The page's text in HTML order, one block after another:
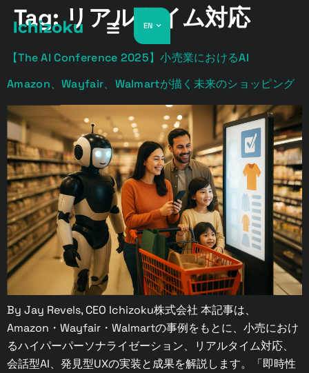
EN
Tag:リアルタイム対応
【The AI Conference 2025】小売業におけるAI
Amazon、Wayfair、Walmartが描く未来のショッピング
By Jay Revels, CEO Ichizoku株式会社 本記事は、
Amazon・Wayfair・Walmartの事例をもとに、小売におけ
るハイパーパーソナライゼーション、リアルタイム対応、
会話型AI、発見型UXの実装と成果を解説します。「即時性